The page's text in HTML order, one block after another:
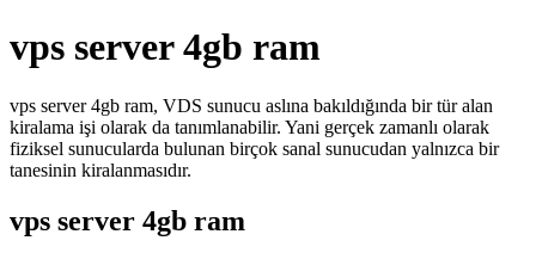
vps server 4gb ram
vps server 4gb ram, VDS sunucu aslına bakıldığında bir tür alan
kiralama işi olarak da tanımlanabilir. Yani gerçek zamanlı olarak
fiziksel sunucularda bulunan birçok sanal sunucudan yalnızca bir
tanesinin kiralanmasıdır.
vps server 4gb ram